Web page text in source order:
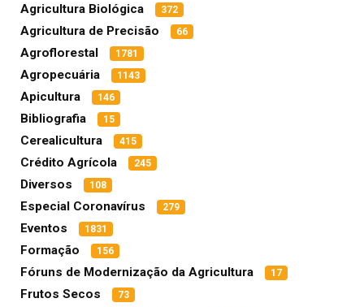
Agricultura Biológica 372
Agricultura de Precisão 66
Agroflorestal 1781
Agropecuária 1143
Apicultura 146
Bibliografia 15
Cerealicultura 415
Crédito Agrícola 245
Diversos 108
Especial Coronavírus 279
Eventos 1831
Formação 156
Fóruns de Modernização da Agricultura 17
Frutos Secos 73